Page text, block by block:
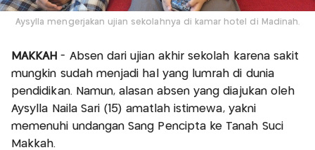
Aysylla mengerjakan ujian sekolahnya di kamar hotel di Madinah.
MAKKAH- Absen dari ujian akhir sekolah karena sakit
mungkin sudah menjadi hal yang lumrah di dunia
pendidikan. Namun, alasan absen yang diajukan oleh
Aysylla Naila Sari (15) amatlah istimewa, yakni
memenuhi undangan Sang Pencipta ke Tanah Suci
Makkah.